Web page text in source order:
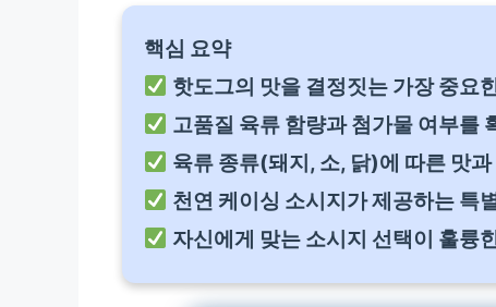
핵심 요약
핫도그의 맛을 결정짓는 가장 중요
고품질 육류 함량과 첨가물 여부를
육류 종류(돼지, 소, 닭)에 따른 맛
천연 케이싱 소시지가 제공하는 특
자신에게 맞는 소시지 선택이 훌륭